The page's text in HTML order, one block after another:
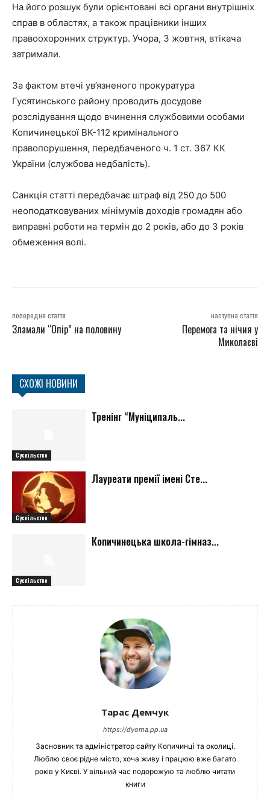
На його розшук були орієнтовані всі органи внутрішніх
справ в областях, а також працівники інших
правоохоронних структур. Учора, 3 жовтня, втікача
затримали.
За фактом втечі ув’язненого прокуратура
Гусятинського району проводить досудове
розслідування щодо вчинення службовими особами
Копичинецької ВК-112 кримінального
правопорушення, передбаченого ч. 1 ст. 367 КК
України (службова недбалість).
Санкція статті передбачає штраф від 250 до 500
неоподатковуваних мінімумів доходів громадян або
виправні роботи на термін до 2 років, або до 3 років
обмеження волі.
попередня стаття
Зламали “Опір” на половину
наступна стаття
Перемога та нічия у
Миколаєві
СХОЖІ НОВИНИ
Суспільство
Тренінг “Муніципаль...
Суспільство
Лауреати премії імені Сте...
Суспільство
Копичинецька школа-гімназ...
Тарас Демчук
https://dyoma.pp.ua
Засновник та адміністратор сайту Копичинці та околиці.
Люблю своє рідне місто, хоча живу і працюю вже багато
років у Києві. У вільний час подорожую та люблю читати
книги